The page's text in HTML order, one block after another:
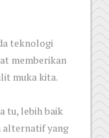
teknologi
memberikan
muka kita.
tu, lebih baik
alternatif yang